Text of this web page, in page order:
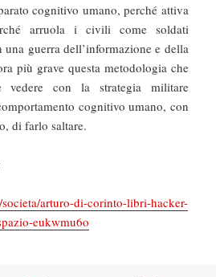
cognitivo umano, perché attiva
arruola i civili come soldati
guerra dell’informazione e della
più grave questa metodologia che
con la strategia militare
cognitivo umano, con
di farlo saltare.
arturo-di-corinto-libri-hacker-
eukwmu6o